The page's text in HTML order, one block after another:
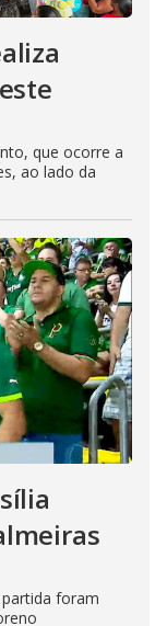
que ocorre a
ao lado da
foram